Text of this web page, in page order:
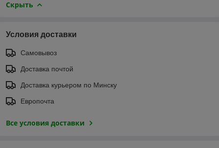
Скрыть
Условия доставки
Самовывоз
Доставка почтой
Доставка курьером по Минску
Европочта
Все условия доставки